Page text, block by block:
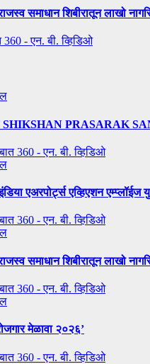
समाधान शिबीरातून लाखो
360 - एन. बी. व्हिडिओ
PRASARAK
360 - एन. बी. व्हिडिओ
एअरपोर्ट्स एव्हिएशन एम्प्लॉईज
360 - एन. बी. व्हिडिओ
समाधान शिबीरातून लाखो
360 - एन. बी. व्हिडिओ
मेळावा २०२६’
360 - एन. बी. व्हिडिओ